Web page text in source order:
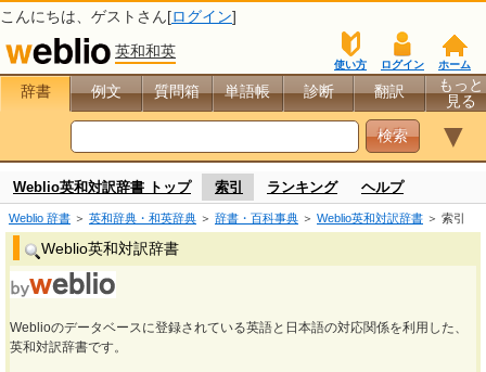
こんにちは、 ゲスト さん[ログイン]
英和和英
ホーム
ログイン
使い方
辞書 例文 質問箱 単語帳 診断 翻訳
もっと
見る
▼
Weblio英和対訳辞書 トップ 索引 ランキング ヘルプ
Weblio 辞書 ＞ 英和辞典・和英辞典 ＞ 辞書・百科事典 ＞ Weblio英和対訳辞書 ＞ 索引
Weblio英和対訳辞書
Weblioのデータベースに登録されている英語と日本語の対応関係を利用した、
英和対訳辞書です。